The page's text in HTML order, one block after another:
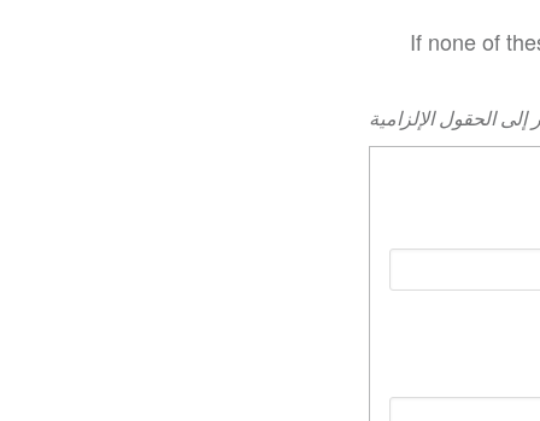
If none of
إلى الحقول الإلزامية